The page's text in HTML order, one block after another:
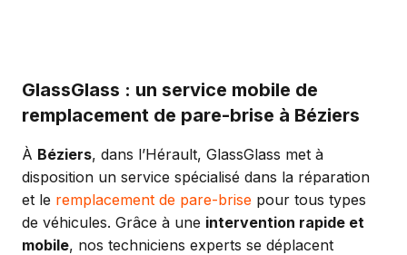
GlassGlass : un service mobile de
remplacement de pare-brise à Béziers
À Béziers, dans l’Hérault, GlassGlass met à
disposition un service spécialisé dans la réparation
et le remplacement de pare-brise pour tous types
de véhicules. Grâce à une intervention rapide et
mobile, nos techniciens experts se déplacent